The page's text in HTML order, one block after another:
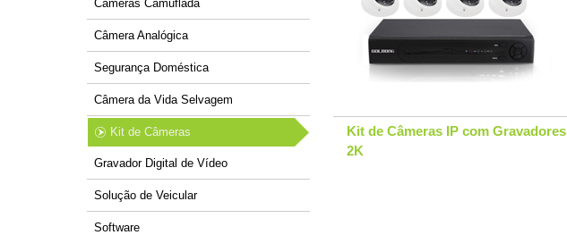
Câmeras Camuflada
Câmera Analógica
Segurança Doméstica
Câmera da Vida Selvagem
Kit de Câmeras
Gravador Digital de Vídeo
Solução de Veicular
Software
Kit de Câmeras IP com Gravadores
2K